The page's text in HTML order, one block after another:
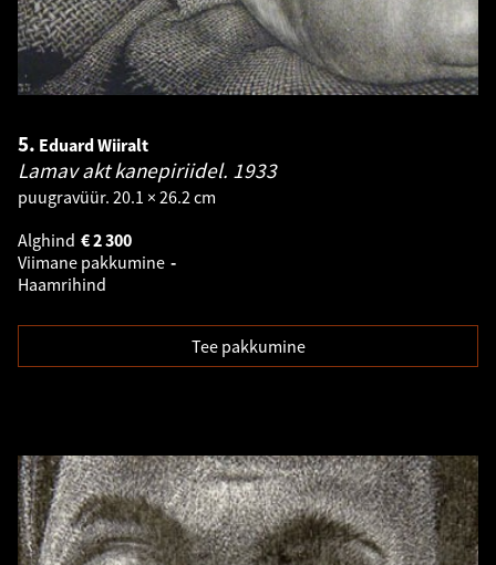
5. Eduard Wiiralt
Lamav akt kanepiriidel. 1933
puugravüür. 20.1 × 26.2 cm
Alghind
2 300
€
Viimane pakkumine -
Haamrihind
Tee pakkumine